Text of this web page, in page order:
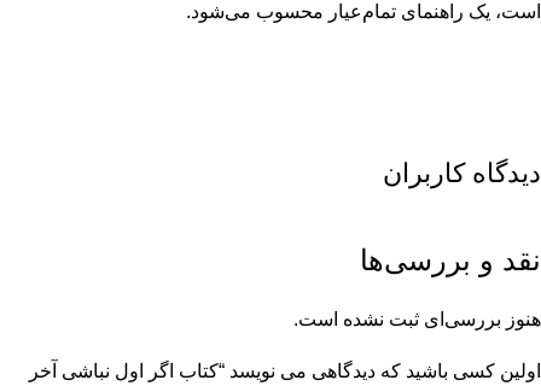
است، یک راهنمای تمام‌عیار محسوب می‌شود.
دیدگاه کاربران
نقد و بررسی‌ها
هنوز بررسی‌ای ثبت نشده است.
اولین کسی باشید که دیدگاهی می نویسد “کتاب اگر اول نباشی آخر